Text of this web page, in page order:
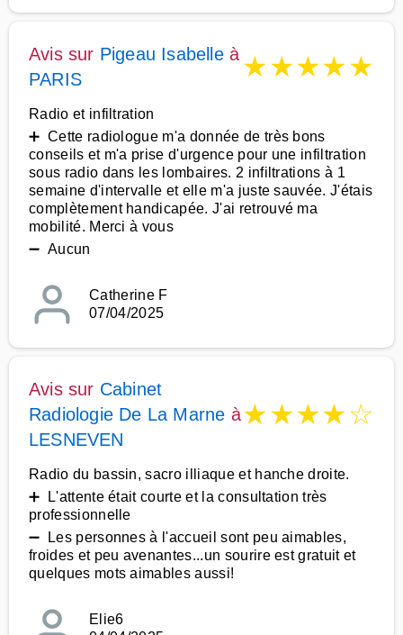
Avis sur Pigeau Isabelleà
PARIS
★★★★★
Radio et infiltration
➕ Cette radiologue m'a donnée de très bons
conseils et m'a prise d'urgence pour une infiltration
sous radio dans les lombaires. 2 infiltrations à 1
semaine d'intervalle et elle m'a juste sauvée. J'étais
complètement handicapée. J'ai retrouvé ma
mobilité. Merci à vous
➖ Aucun
Catherine F
07/04/2025
Avis sur Cabinet
Radiologie De La Marne à
LESNEVEN
★★★★☆
Radio du bassin, sacro illiaque et hanche droite.
➕ L'attente était courte et la consultation très
professionnelle
➖ Les personnes à l'accueil sont peu aimables,
froides et peu avenantes...un sourire est gratuit et
quelques mots aimables aussi!
Elie6